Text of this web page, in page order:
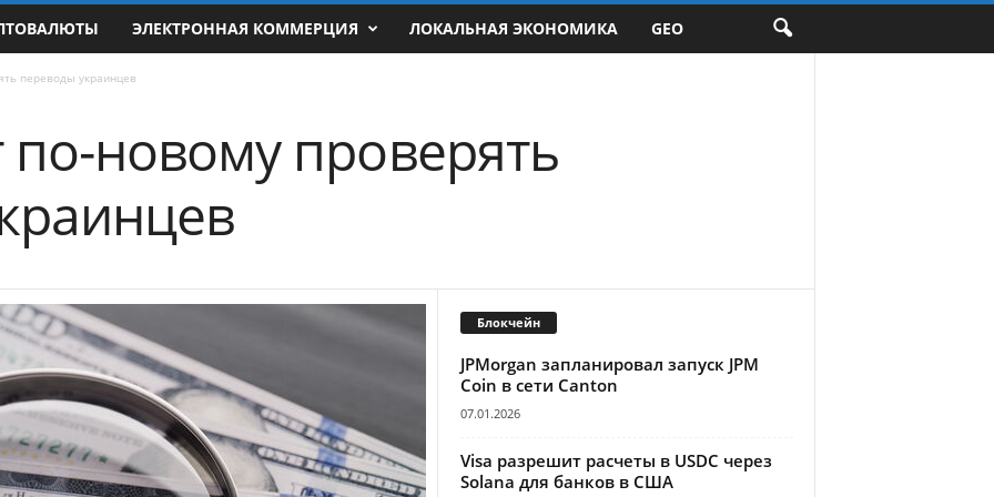
ЭЛЕКТРОННАЯ КОММЕРЦИЯ ЛОКАЛЬНАЯ ЭКОНОМИКА GEO
переводы украинцев
по-новому проверять
Блокчейн
JPMorgan запланировал запуск JPM
Coin в сети Canton
07.01.2026
Visa разрешит расчеты в USDC через
Solana для банков в США